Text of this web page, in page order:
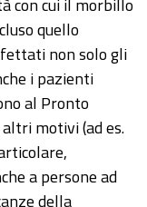
con cui il morbillo
quello
non solo gli
i pazienti
al Pronto
motivi (ad es.
a persone ad
della